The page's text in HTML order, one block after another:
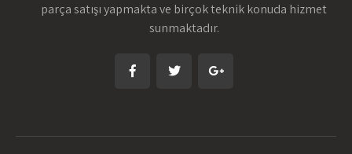
parça satışı yapmakta ve birçok teknik konuda hizmet
sunmaktadır.